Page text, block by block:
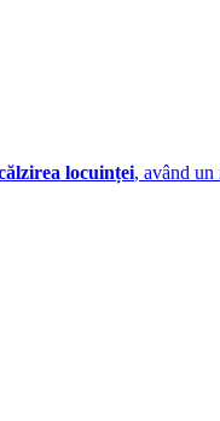
locuinței, având un